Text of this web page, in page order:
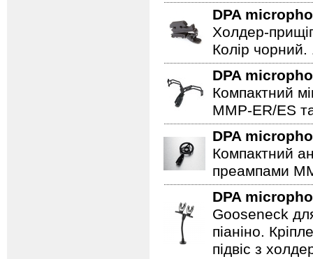
DPA
Холдер-
Колір
DPA
Компактний
MMP-ER/ES
DPA
Компактний
преампами
DPA
Gooseneck
піаніно.
підвіс з